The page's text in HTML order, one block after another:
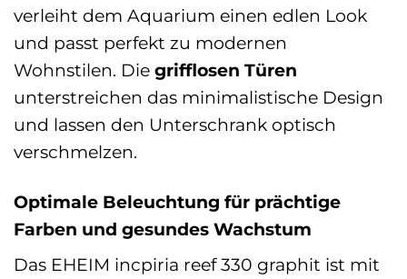
verleiht dem Aquarium einen edlen Look
und passt perfekt zu modernen
Wohnstilen. Die grifflosen Türen
unterstreichen das minimalistische Design
und lassen den Unterschrank optisch
verschmelzen.
Optimale Beleuchtung für prächtige
Farben und gesundes Wachstum
Das EHEIM incpiria reef 330 graphit ist mit